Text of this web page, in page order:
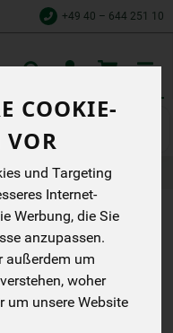
COOKIE-
VOR
und Targeting
Internet-
Werbung, die Sie
anzupassen.
außerdem um
woher
um unsere Website
+49 40 – 644 251 10
cart